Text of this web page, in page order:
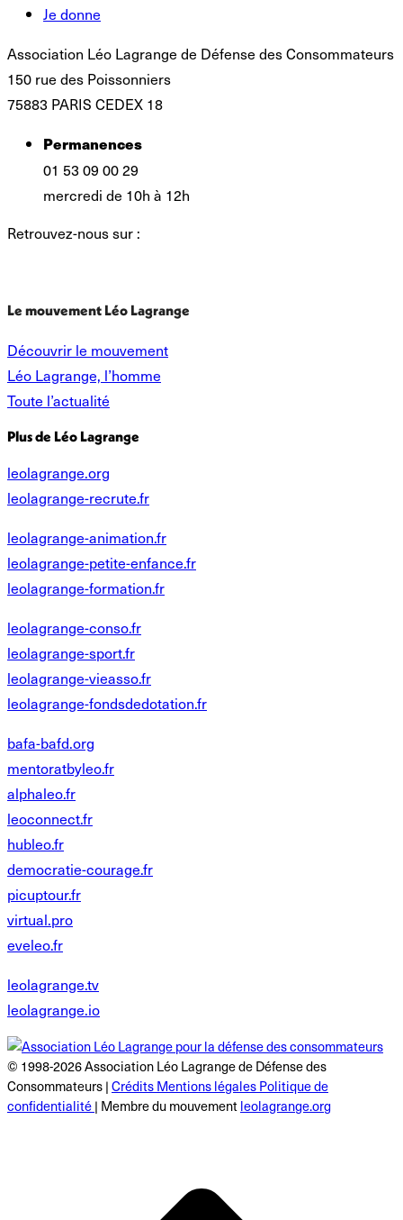
Je donne
Association Léo Lagrange de Défense des Consommateurs
150 rue des Poissonniers
75883 PARIS CEDEX 18
Permanences
01 53 09 00 29
mercredi de 10h à 12h
Retrouvez-nous sur :
s'ouvre
une
nouvelle
fenêtre
s'ouvre
une
nouvelle
fenêtre
s'ouvre
une
nouvelle
fenêtre
s'ouvre
une
nouvelle
fenêtre
Le mouvement Léo Lagrange
Découvrir le mouvement
Léo Lagrange, l’homme
Toute l’actualité
Plus de Léo Lagrange
leolagrange.org
leolagrange-recrute.fr
leolagrange-animation.fr
leolagrange-petite-enfance.fr
leolagrange-formation.fr
leolagrange-conso.fr
leolagrange-sport.fr
leolagrange-vieasso.fr
leolagrange-fondsdedotation.fr
bafa-bafd.org
mentoratbyleo.fr
alphaleo.fr
leoconnect.fr
hubleo.fr
democratie-courage.fr
picuptour.fr
virtual.pro
eveleo.fr
leolagrange.tv
leolagrange.io
© 1998-2026 Association Léo Lagrange de Défense des
Consommateurs |Crédits Mentions légales Politique de
confidentialité| Membre du mouvementleolagrange.org